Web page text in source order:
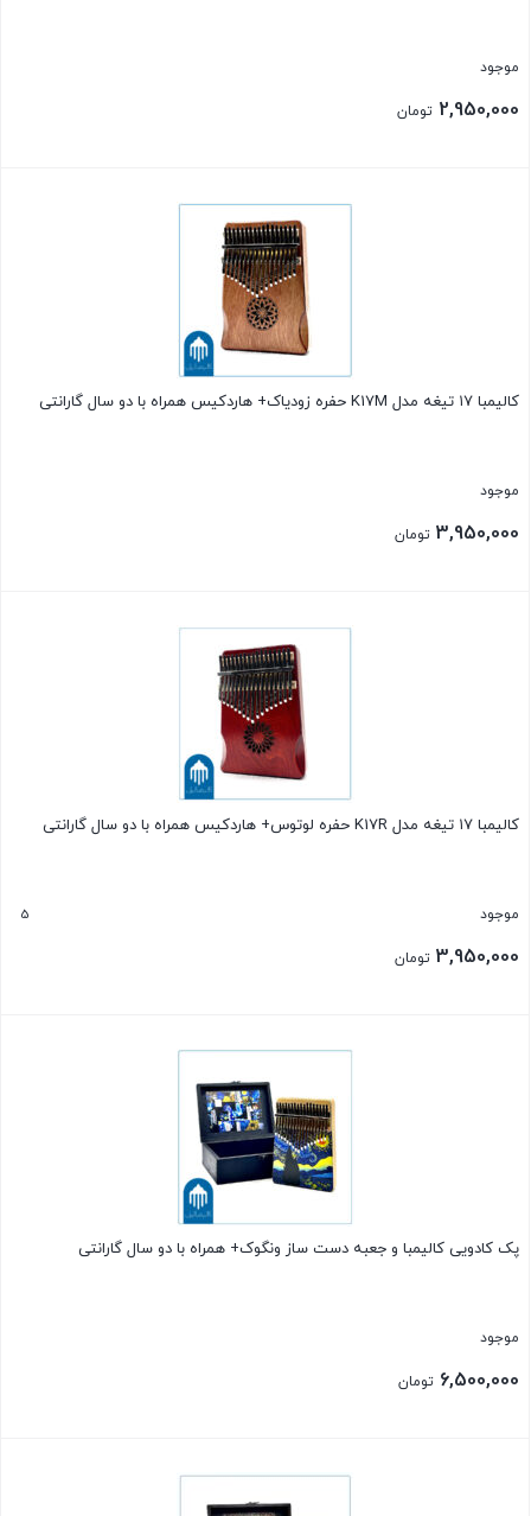
موجود
2,950,000 تومان
کالیمبا ۱۷ تیغه مدل K17M حفره زودیاک+ هاردکیس همراه با دو سال گارانتی
موجود
3,950,000 تومان
کالیمبا ۱۷ تیغه مدل K17R حفره لوتوس+ هاردکیس همراه با دو سال گارانتی
موجود 5
3,950,000 تومان
پک کادویی کالیمبا و جعبه دست ساز ونگوک+ همراه با دو سال گارانتی
موجود
6,500,000 تومان